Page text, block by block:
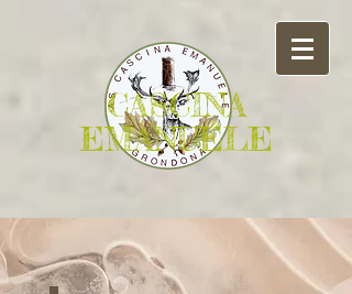
CASCINA
EMANUELE